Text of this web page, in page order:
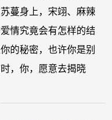
蔓身上，宋翊、麻辣
情究竟会有怎样的结
的秘密，也许你是别
，你，愿意去揭晓